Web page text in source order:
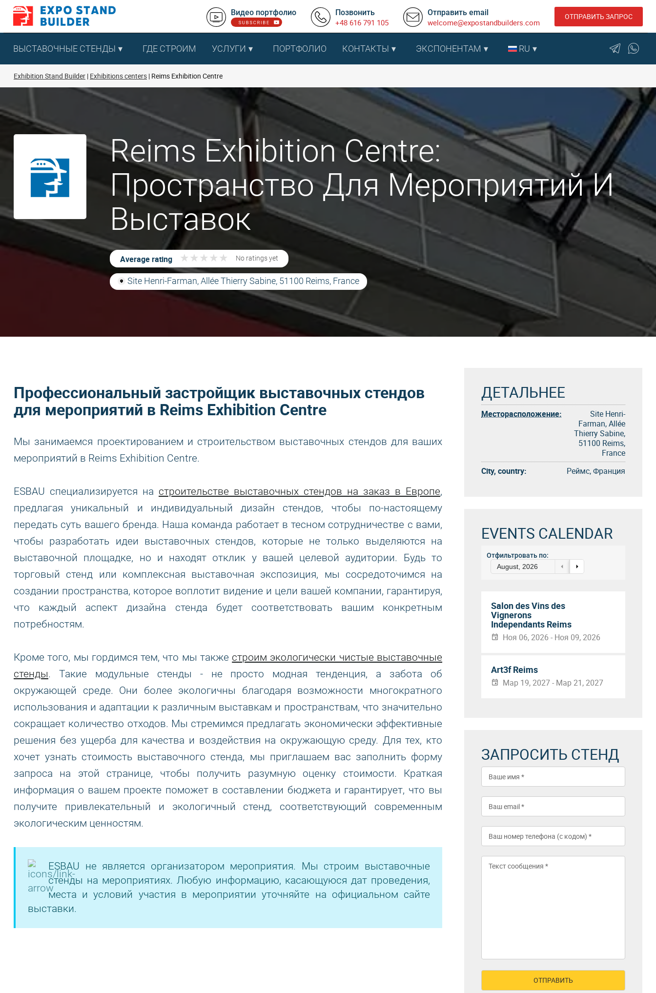
Перейти
содержанию
Видео портфолио Позвонить
+48 616 791 105
Отправить email
welcome@expostandbuilders.com
ОТПРАВИТЬ ЗАПРОС
ВЫСТАВОЧНЫЕ СТЕНДЫ ГДЕ СТРОИМ УСЛУГИ ПОРТФОЛИО КОНТАКТЫ ЭКСПОНЕНТАМ RU
Exhibition Stand Builder Exhibitions centers Reims Exhibition Centre
Reims Exhibition Centre:
Пространство Для Мероприятий И
Выставок
Average rating ★ ★ ★ ★ ★
★ ★ ★ ★ ★ No ratings yet
Site Henri-Farman, Allée Thierry Sabine, 51100 Reims, France
Профессиональный застройщик выставочных стендов
для мероприятий в Reims Exhibition Centre
Мы занимаемся проектированием и строительством выставочных стендов для ваших
мероприятий в Reims Exhibition Centre.
ESBAU специализируется на строительстве выставочных стендов на заказ в Европе,
предлагая уникальный и индивидуальный дизайн стендов, чтобы по-настоящему
передать суть вашего бренда. Наша команда работает в тесном сотрудничестве с вами,
чтобы разработать идеи выставочных стендов, которые не только выделяются на
выставочной площадке, но и находят отклик у вашей целевой аудитории. Будь то
торговый стенд или комплексная выставочная экспозиция, мы сосредоточимся на
создании пространства, которое воплотит видение и цели вашей компании, гарантируя,
что каждый аспект дизайна стенда будет соответствовать вашим конкретным
потребностям.
Кроме того, мы гордимся тем, что мы также строим экологически чистые выставочные
стенды. Такие модульные стенды - не просто модная тенденция, а забота об
окружающей среде. Они более экологичны благодаря возможности многократного
использования и адаптации к различным выставкам и пространствам, что значительно
сокращает количество отходов. Мы стремимся предлагать экономически эффективные
решения без ущерба для качества и воздействия на окружающую среду. Для тех, кто
хочет узнать стоимость выставочного стенда, мы приглашаем вас заполнить форму
запроса на этой странице, чтобы получить разумную оценку стоимости. Краткая
информация о вашем проекте поможет в составлении бюджета и гарантирует, что вы
получите привлекательный и экологичный стенд, соответствующий современным
экологическим ценностям.
ESBAU не является организатором мероприятия. Мы строим выставочные
стенды на мероприятиях. Любую информацию, касающуюся дат проведения,
места и условий участия в мероприятии уточняйте на официальном сайте
выставки.
ДЕТАЛЬНЕЕ
Месторасположение:
Site Henri-
Farman, Allée
Thierry Sabine,
51100 Reims,
France
City, country:
Реймс, Франция
EVENTS CALENDAR
Отфильтровать по:
August, 2026
Salon des Vins des
Vignerons
Independants Reims
Ноя 06, 2026 - Ноя 09, 2026
Art3f Reims
Мар 19, 2027 - Мар 21, 2027
ЗАПРОСИТЬ СТЕНД